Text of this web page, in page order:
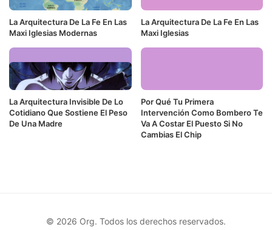
La Arquitectura De La Fe En Las
Maxi Iglesias Modernas
La Arquitectura De La Fe En Las
Maxi Iglesias
La Arquitectura Invisible De Lo
Cotidiano Que Sostiene El Peso
De Una Madre
Por Qué Tu Primera
Intervención Como Bombero Te
Va A Costar El Puesto Si No
Cambias El Chip
© 2026 Org. Todos los derechos reservados.